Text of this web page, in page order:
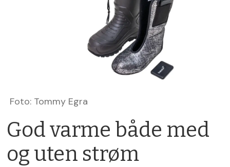
Foto: Tommy Egra
God varme både med
og uten strøm